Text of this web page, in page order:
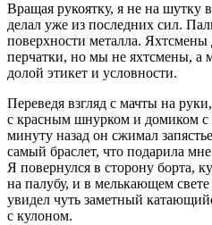
Вращая рукоятку, я не на шутку
делал уже из последних сил.
поверхности металла. Яхтсмены
перчатки, но мы не яхтсмены, а
долой этикет и условности.
Переведя взгляд с мачты на
с красным шнурком и домиком с
минуту назад он сжимал
самый браслет, что подарила
Я повернулся в сторону борта,
на палубу, и в мелькающем
увидел чуть заметный
с кулоном.